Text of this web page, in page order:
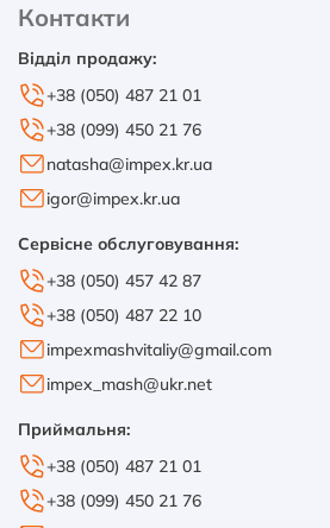
Контакти
Відділ продажу:
+38 (050) 487 21 01
+38 (099) 450 21 76
natasha@impex.kr.ua
igor@impex.kr.ua
Сервісне обслуговування:
+38 (050) 457 42 87
+38 (050) 487 22 10
impexmashvitaliy@gmail.com
impex_mash@ukr.net
Приймальня:
+38 (050) 487 21 01
+38 (099) 450 21 76